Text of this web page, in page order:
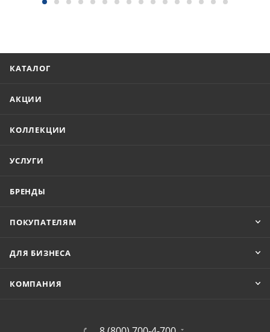
КАТАЛОГ
АКЦИИ
КОЛЛЕКЦИИ
УСЛУГИ
БРЕНДЫ
ПОКУПАТЕЛЯМ
ДЛЯ БИЗНЕСА
КОМПАНИЯ